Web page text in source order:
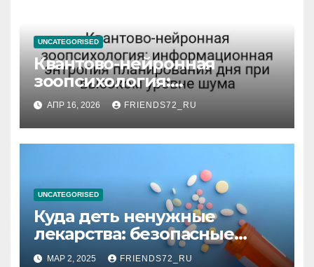
UNCATEGORISED
Квантово-нейронная
зоопсихология:
информационная энтропия
планирования дня при
высоком уровне шума
АПР 16, 2026 FRIENDS72_RU
UNCATEGORISED
Куда деть ненужные
лекарства: безопасные
способы утилизации
МАР 2, 2025 FRIENDS72_RU